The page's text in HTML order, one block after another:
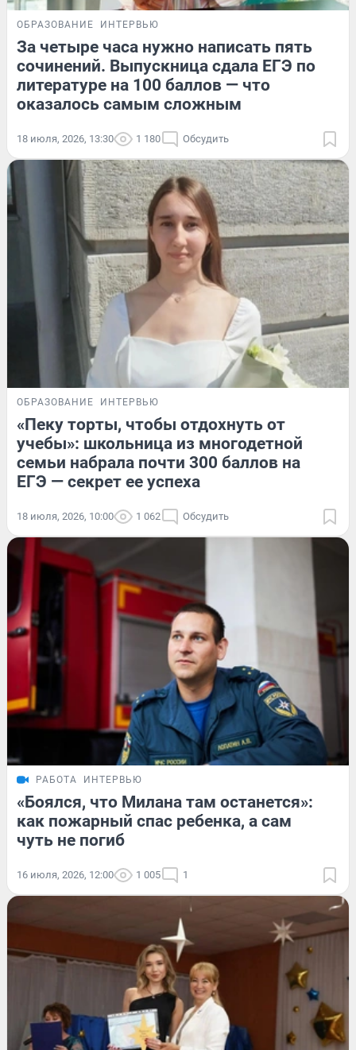
ОБРАЗОВАНИЕ ИНТЕРВЬЮ
За четыре часа нужно написать пять
сочинений. Выпускница сдала ЕГЭ по
литературе на 100 баллов — что
оказалось самым сложным
18 июля, 2026, 13:30 1 180 Обсудить
ОБРАЗОВАНИЕ ИНТЕРВЬЮ
«Пеку торты, чтобы отдохнуть от
учебы»: школьница из многодетной
семьи набрала почти 300 баллов на
ЕГЭ — секрет ее успеха
18 июля, 2026, 10:00 1 062 Обсудить
РАБОТА ИНТЕРВЬЮ
«Боялся, что Милана там останется»:
как пожарный спас ребенка, а сам
чуть не погиб
16 июля, 2026, 12:00 1 005 1